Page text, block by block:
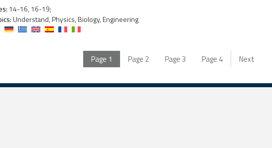
14-16, 16-19;
Understand, Physics, Biology, Engineering
Page 1 Page 2 Page3 Page 4 Next